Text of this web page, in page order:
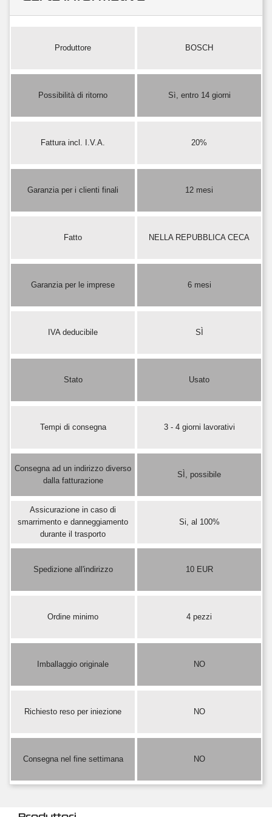
Produttore BOSCH
Possibilità di ritorno Sì, entro 14 giorni
Fattura incl. I.V.A. 20%
Garanzia per i clienti finali 12 mesi
Fatto NELLA REPUBBLICA CECA
Garanzia per le imprese 6 mesi
IVA deducibile SÌ
Stato Usato
Tempi di consegna 3 - 4 giorni lavorativi
Consegna ad un indirizzo diverso
dalla fatturazione
SÌ, possibile
Assicurazione in caso di
smarrimento e danneggiamento
durante il trasporto
Si, al 100%
Spedizione all'indirizzo 10 EUR
Ordine minimo 4 pezzi
Imballaggio originale NO
Richiesto reso per iniezione NO
Consegna nel fine settimana NO